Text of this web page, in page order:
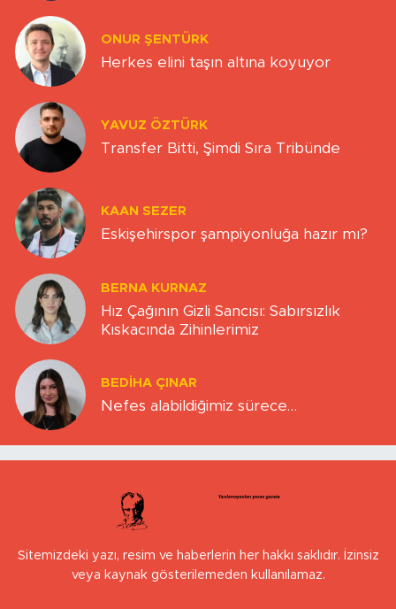
ONUR ŞENTÜRK
Herkes elini taşın altına koyuyor
YAVUZ ÖZTÜRK
Transfer Bitti, Şimdi Sıra Tribünde
KAAN SEZER
Eskişehirspor şampiyonluğa hazır mı?
BERNA KURNAZ
Hız Çağının Gizli Sancısı: Sabırsızlık
Kıskacında Zihinlerimiz
BEDIHA ÇINAR
Nefes alabildiğimiz sürece…
Sitemizdeki yazı, resim ve haberlerin her hakkı saklıdır. İzinsiz
veya kaynak gösterilemeden kullanılamaz.